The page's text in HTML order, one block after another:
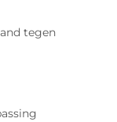
tegen